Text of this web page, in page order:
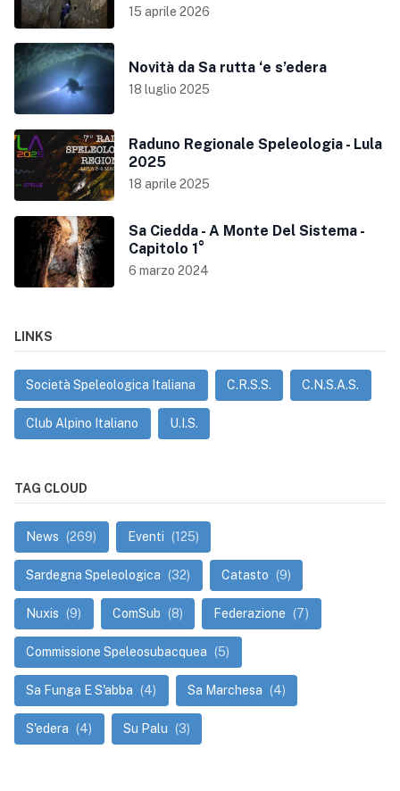
15 aprile 2026
Novità da Sa rutta ‘e s’edera
18 luglio 2025
Raduno Regionale Speleologia - Lula
2025
18 aprile 2025
Sa Ciedda - A Monte Del Sistema -
Capitolo 1°
6 marzo 2024
LINKS
Società Speleologica Italiana C.R.S.S. C.N.S.A.S.
Club Alpino Italiano U.I.S.
TAG CLOUD
News (269) Eventi (125)
Sardegna Speleologica (32) Catasto (9)
Nuxis (9) ComSub (8) Federazione (7)
Commissione Speleosubacquea (5)
Sa Funga E S'abba (4) Sa Marchesa (4)
S'edera (4) Su Palu (3)